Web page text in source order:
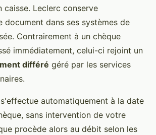
caisse. Leclerc conserve
document dans ses systèmes de
Contrairement à un chèque
immédiatement, celui-ci rejoint un
différé géré par les services
automatiquement à la date
sans intervention de votre
procède alors au débit selon les